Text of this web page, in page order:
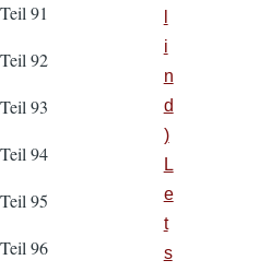
Teil 91
Teil 92
Teil 93
Teil 94
Teil 95
Teil 96
i
n
d
)
L
e
t
s